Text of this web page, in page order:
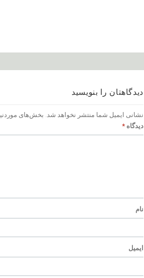
دیدگاهتان را بنویسید
نشانی ایمیل شما منتشر نخواهد شد. بخش‌های
دیدگاه *
نام
ایمیل